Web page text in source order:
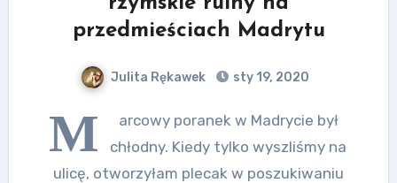
przedmieściach Madrytu
Julita Rękawek sty 19, 2020
M
arcowy poranek w Madrycie był
chłodny. Kiedy tylko wyszliśmy na
ulicę, otworzyłam plecak w poszukiwaniu